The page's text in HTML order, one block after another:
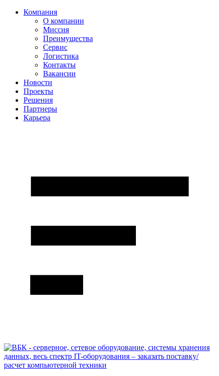
Компания
О компании
Миссия
Преимущества
Сервис
Логистика
Контакты
Вакансии
Новости
Проекты
Решения
Партнеры
Карьера